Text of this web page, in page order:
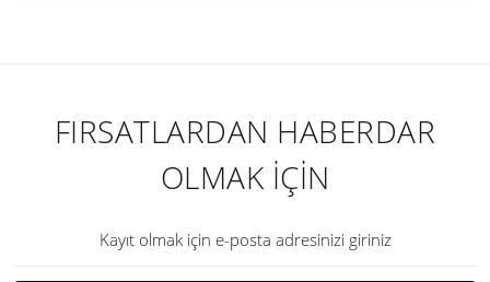
FIRSATLARDAN HABERDAR
OLMAK İÇİN